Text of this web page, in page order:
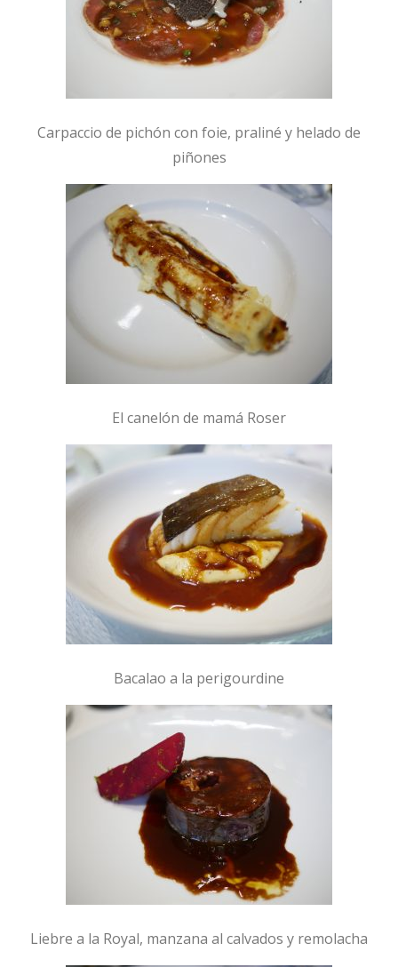
Carpaccio de pichón con foie, praliné y helado de
piñones
El canelón de mamá Roser
Bacalao a la perigourdine
Liebre a la Royal, manzana al calvados y remolacha